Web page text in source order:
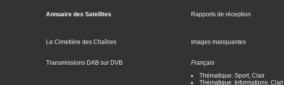
Annuaire des Satellites Rapports de réception
Le Cimetière des Chaînes Images manquantes
Transmissions DAB sur DVB
Français
Thématique: Sport, Clair
Thématique: Informations, Clair